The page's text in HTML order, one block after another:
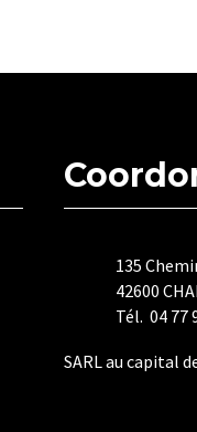
135
42600
Tél. 04 77
SARL au capital